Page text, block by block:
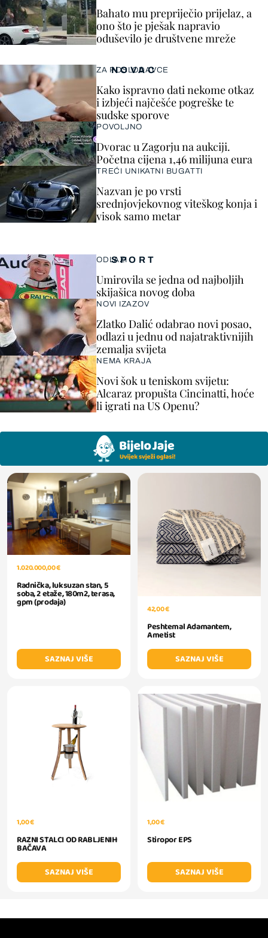
Bahato mu prepriječio prijelaz, a
ono što je pješak napravio
oduševilo je društvene mreže
SPORT
ODLAZI
Umirovila se jedna od najboljih
skijašica novog doba
NOVI IZAZOV
Zlatko Dalić odabrao novi posao,
odlazi u jednu od najatraktivnijih
zemalja svijeta
NEMA KRAJA
Novi šok u teniskom svijetu:
Alcaraz propušta Cincinatti, hoće
li igrati na US Openu?
NOVAC
ZA POSLODAVCE
Kako ispravno dati nekome otkaz
i izbjeći najčešće pogreške te
sudske sporove
POVOLJNO
Dvorac u Zagorju na aukciji.
Početna cijena 1,46 milijuna eura
TREĆI UNIKATNI BUGATTI
Nazvan je po vrsti
srednjovjekovnog viteškog konja i
visok samo metar
1.020.000,00 €
Radnička, luksuzan stan, 5
soba, 2 etaže, 180m2, terasa,
gpm (prodaja)
SAZNAJ VIŠE
42,00 €
Peshtemal Adamantem,
Ametist
SAZNAJ VIŠE
1,00 €
RAZNI STALCI OD RABLJENIH
BAČAVA
SAZNAJ VIŠE
1,00 €
Stiropor EPS
SAZNAJ VIŠE